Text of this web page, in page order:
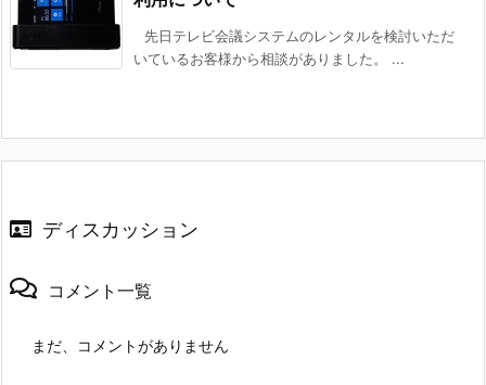
先日テレビ会議システムのレンタルを検討いただ
いているお客様から相談がありました。 ...
ディスカッション
コメント一覧
まだ、コメントがありません